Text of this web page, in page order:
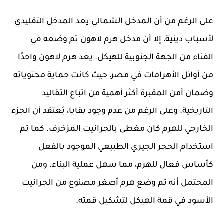
على الرغم من أن المدخل الشمالي يعد المدخل التقليدي
لأسباب دينية، إلا أن مدخل هرم لاهون تم وضعه في
الفناء من الجهة الجنوبية للهيكل. يعد هرم لاهون واحدًا
من أوائل الأهرامات في مصر، حيث كانت حماية محتوياته
وضمان أمن المقبرة أكثر أهمية من اتباع التقاليد
التاريخية. وعلى الرغم من عدم وجود بقايا، يُعتقد أن الجزء
الخارجي للهرم كان مغطى بالجرانيت المزخرف. كما تم
استخدام الحجر الجيري الطبيعي الموجود بالفعل
كأساس فعال للهرم، مما سهل عملية البناء. ومن
المحتمل أنه تم وضع هرم أصغر مصنوع من الجرانيت
الأسود في قمة الهيكل لتشكيل قمته.